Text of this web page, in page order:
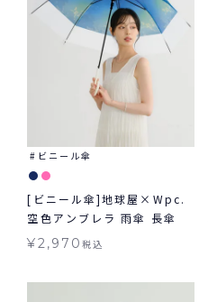
ビニール傘
[ビニール傘]地球屋×Wpc.
空色アンブレラ 雨傘 長傘
¥2,970税込